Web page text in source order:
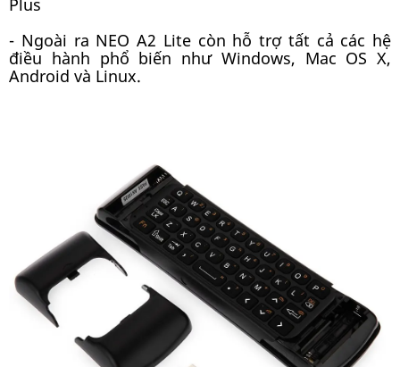
Plus
- Ngoài ra NEO A2 Lite còn hỗ trợ tất cả các hệ
điều hành phổ biến như Windows, Mac OS X,
Android và Linux.